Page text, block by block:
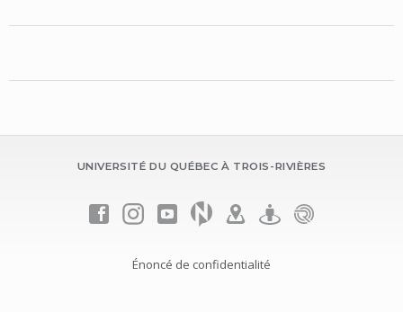
UNIVERSITÉ DU QUÉBEC À TROIS-RIVIÈRES
Énoncé de confidentialité